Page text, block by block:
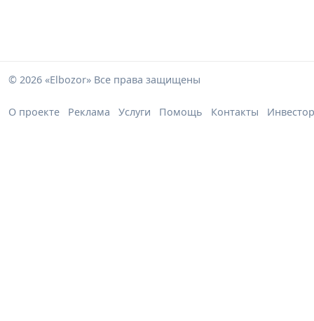
© 2026 «Elbozor» Все права защищены
О проекте Реклама Услуги Помощь Контакты